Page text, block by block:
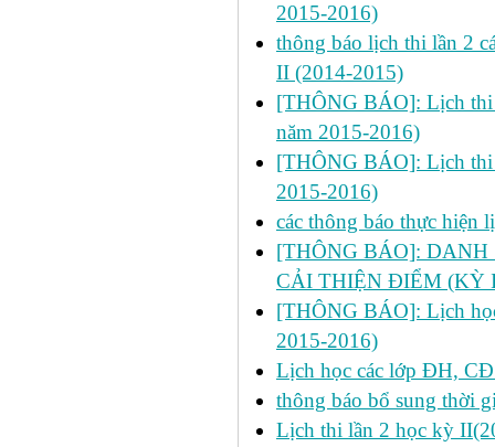
2015-2016)
thông báo lịch thi lần 2
II (2014-2015)
[THÔNG BÁO]: Lịch thi
năm 2015-2016)
[THÔNG BÁO]: Lịch thi
2015-2016)
các thông báo thực hiện
[THÔNG BÁO]:
CẢI THIỆN ĐIỂM (KỲ
[THÔNG BÁO]: Lịch
2015-2016)
Lịch học các lớp ĐH,
thông báo bổ sung thời
Lịch thi lần 2 học kỳ